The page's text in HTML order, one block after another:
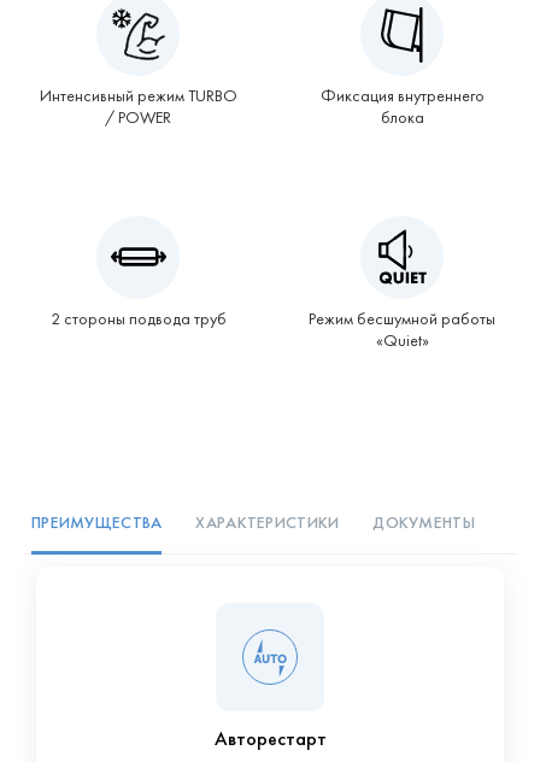
Интенсивный режим TURBO
/ POWER
Фиксация внутреннего
блока
2 стороны подвода труб
Режим бесшумной работы
«Quiet»
ПРЕИМУЩЕСТВА ХАРАКТЕРИСТИКИ ДОКУМЕНТЫ
Авторестарт